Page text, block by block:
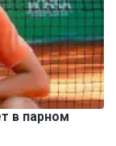
в парном